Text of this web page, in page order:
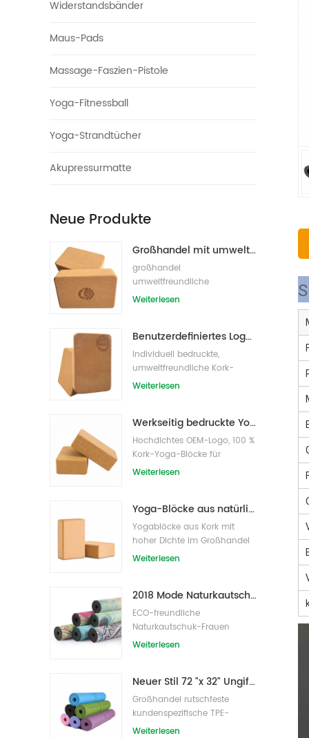
Widerstandsbänder
Maus-Pads
Massage-Faszien-Pistole
Yoga-Fitnessball
Yoga-Strandtücher
Akupressurmatte
Neue Produkte
Großhandel mit umweltfreundlichen Naturkork-Yogablöcken / -ziegeln
großhandel
umweltfreundliche
eigenmarke kork yoga block
Weiterlesen
Benutzerdefiniertes Logo, das umweltfreundliche Kork-Yoga-Blöcke für das Übungstraining druckt
Individuell bedruckte,
umweltfreundliche Kork-
Yoga-Blöcke /Ziegel für
Weiterlesen
Werkseitig bedruckte Yoga-Blöcke/Ziegel aus Naturkork mit Eigenmarke
Hochdichtes OEM-Logo, 100 %
Kork-Yoga-Blöcke für
Übungen
Weiterlesen
Yoga-Blöcke aus natürlichem Kork, 10,2 x 15,2 x 22,9 cm, natürliche, rutschfeste Steine
Yogablöcke aus Kork mit
hoher Dichte im Großhandel
Weiterlesen
2018 Mode Naturkautschuk individuell bedruckte Wildleder Yogamatten Großhandel
ECO-freundliche
Naturkautschuk-Frauen
bedruckte Wildleder-Yoga-
Weiterlesen
Neuer Stil 72 "x 32" Ungiftig, kein Latex, kein PVC - 100% TPE Yogamatte
Großhandel rutschfeste
kundenspezifische TPE-
Yogamatte mit hoher Dichte
Weiterlesen